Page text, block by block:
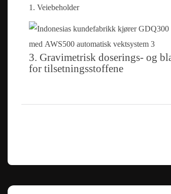
1. Veiebeholder
3. Gravimetrisk doserings- og
for tilsetningsstoffene